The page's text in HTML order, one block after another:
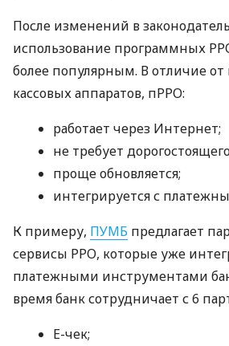
После изменений в
использование программных
более популярным. В отличие от
кассовых аппаратов, пРРО:
работает через Интернет;
не требует
проще обновляется;
интегрируется с
К примеру, ПУМБ предлагает
сервисы РРО, которые уже
платежными инструментами
время банк сотрудничает с 6
E-чек;